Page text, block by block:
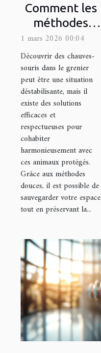
Comment les
méthodes
douces
peuvent
sauver votre
grenier des
chauves-
souris ?
1 mars 2026 00:04
Découvrir des chauves-
souris dans le grenier
peut être une situation
déstabilisante, mais il
existe des solutions
efficaces et
respectueuses pour
cohabiter
harmonieusement avec
ces animaux protégés.
Grâce aux méthodes
douces, il est possible de
sauvegarder votre espace
tout en préservant la...